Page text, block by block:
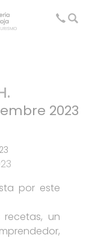
2023
por este
recetas, un